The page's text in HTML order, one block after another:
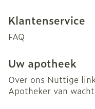
Klantenservice
FAQ
Uw apotheek
Over ons Nuttige
Apotheker van wacht